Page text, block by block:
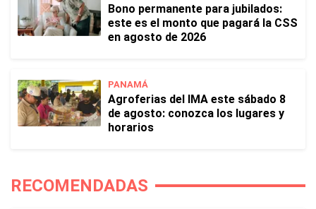
Bono permanente para jubilados:
este es el monto que pagará la CSS
en agosto de 2026
PANAMÁ
Agroferias del IMA este sábado 8
de agosto: conozca los lugares y
horarios
RECOMENDADAS